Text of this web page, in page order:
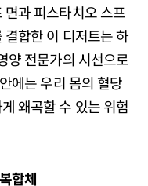
과 피스타치오 스프
합한 이 디저트는 하
양 전문가의 시선으로
에는 우리 몸의 혈당
왜곡할 수 있는 위험
합체